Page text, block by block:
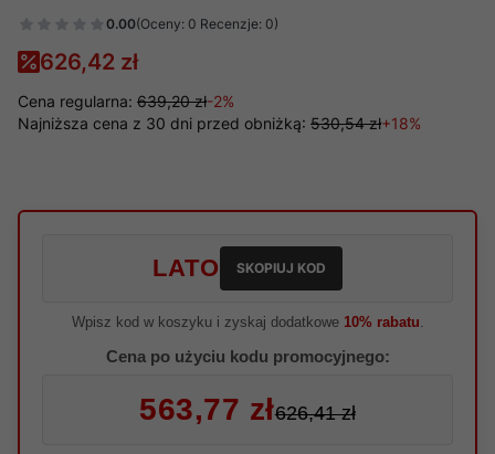
0.00(Oceny: 0 Recenzje: 0)
626,42 zł
Cena regularna: 639,20 zł-2%
Najniższa cena z 30 dni przed obniżką: 530,54 zł+18%
LATO SKOPIUJ KOD
Wpisz kod w koszyku i zyskaj dodatkowe 10% rabatu
Cena po użyciu kodu promocyjnego:
563,77 zł626,41 zł